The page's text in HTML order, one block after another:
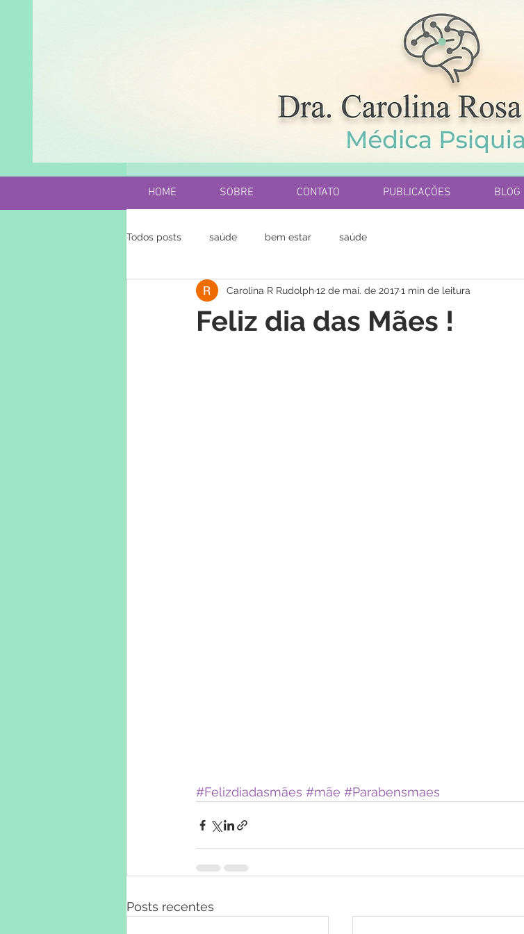
HOME SOBRE CONTATO PUBLICAÇÕES BLOG
Todos posts saúde bem estar saúde
Feliz dia das Mães !
Carolina R Rudolph12 de mai. de 20171 min de leitura
#Felizdiadasmães #mãe #Parabensmaes
Posts recentes